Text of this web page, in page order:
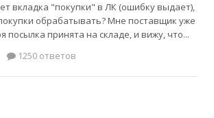
вкладка "покупки" в ЛК (ошибку выдает),
обрабатывать? Мне поставщик уже
посылка принята на складе, и вижу, что...
1250 ответов